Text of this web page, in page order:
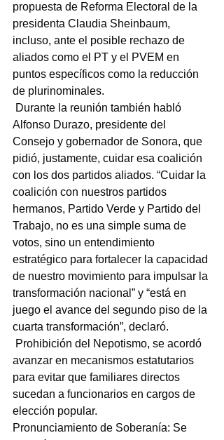
propuesta de Reforma Electoral de la
presidenta Claudia Sheinbaum,
incluso, ante el posible rechazo de
aliados como el PT y el PVEM en
puntos específicos como la reducción
de plurinominales.
Durante la reunión también habló
Alfonso Durazo, presidente del
Consejo y gobernador de Sonora, que
pidió, justamente, cuidar esa coalición
con los dos partidos aliados. “Cuidar la
coalición con nuestros partidos
hermanos, Partido Verde y Partido del
Trabajo, no es una simple suma de
votos, sino un entendimiento
estratégico para fortalecer la capacidad
de nuestro movimiento para impulsar la
transformación nacional” y “está en
juego el avance del segundo piso de la
cuarta transformación”, declaró.
Prohibición del Nepotismo, se acordó
avanzar en mecanismos estatutarios
para evitar que familiares directos
sucedan a funcionarios en cargos de
elección popular.
Pronunciamiento de Soberanía: Se